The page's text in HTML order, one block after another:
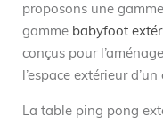
proposons une gamme
gamme babyfoot
conçus pour
l’espace extérieur
La table ping pong